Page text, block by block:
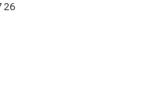
26